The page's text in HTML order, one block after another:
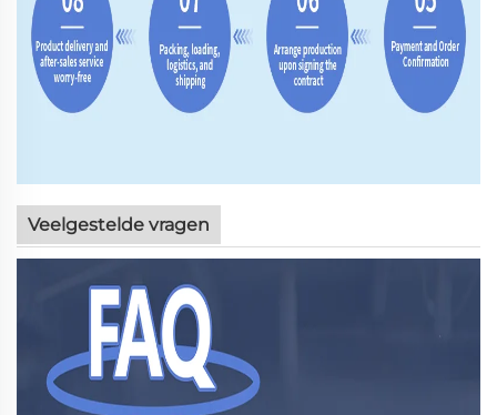
Veelgestelde vragen